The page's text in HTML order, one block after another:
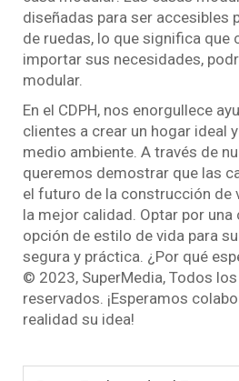
diseñadas para ser accesibles
de ruedas, lo que significa que
importar sus necesidades,
modular.
En el CDPH, nos enorgullece
clientes a crear un hogar ideal
medio ambiente. A través de
queremos demostrar que las
el futuro de la construcción de
la mejor calidad. Optar por una
opción de estilo de vida para
segura y práctica. ¿Por qué
© 2023, SuperMedia, Todos
reservados. ¡Esperamos
realidad su idea!